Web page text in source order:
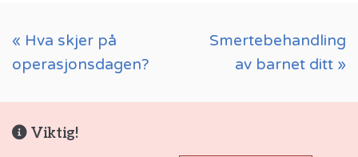
« Hva skjer på
operasjonsdagen?
Smertebehandling
av barnet ditt »
Viktig!